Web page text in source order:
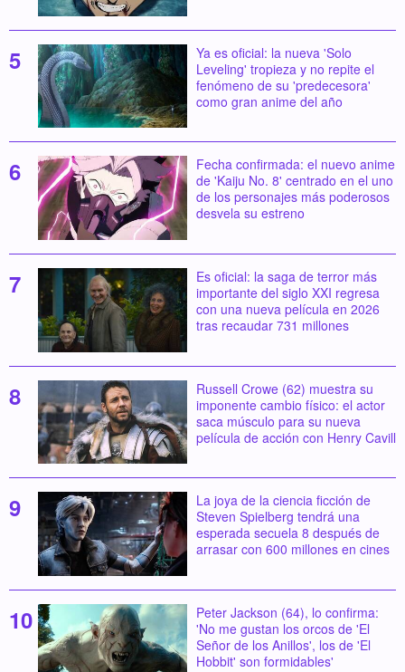
Ya es oficial: la nueva 'Solo
Leveling' tropieza y no repite el
fenómeno de su 'predecesora'
como gran anime del año
Fecha confirmada: el nuevo anime
de 'Kaiju No. 8' centrado en el uno
de los personajes más poderosos
desvela su estreno
Es oficial: la saga de terror más
importante del siglo XXI regresa
con una nueva película en 2026
tras recaudar 731 millones
Russell Crowe (62) muestra su
imponente cambio físico: el actor
saca músculo para su nueva
película de acción con Henry Cavill
La joya de la ciencia ficción de
Steven Spielberg tendrá una
esperada secuela 8 después de
arrasar con 600 millones en cines
Peter Jackson (64), lo confirma:
'No me gustan los orcos de 'El
Señor de los Anillos', los de 'El
Hobbit' son formidables'